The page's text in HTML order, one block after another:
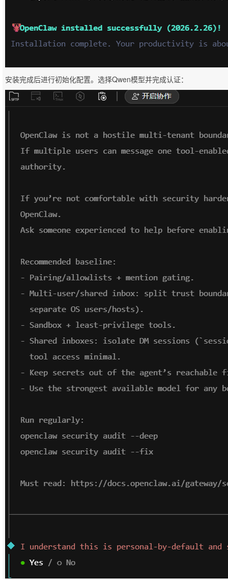
安装完成后进行初始化配置。选择Qwen模型并完成认证：